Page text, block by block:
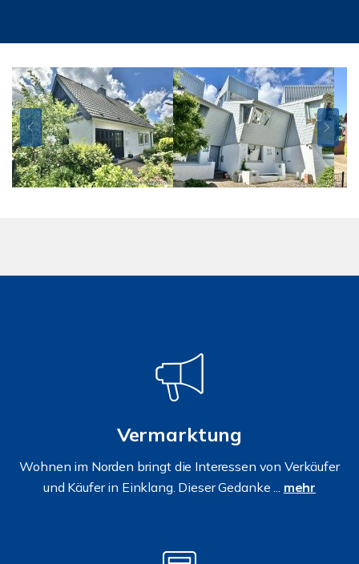
Vermarktung
Wohnen im Norden bringt die Interessen von Verkäufer
und Käufer in Einklang. Dieser Gedanke ... mehr